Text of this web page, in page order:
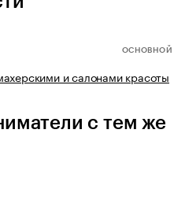
ОСНОВНОЙ
и салонами красоты
с тем же